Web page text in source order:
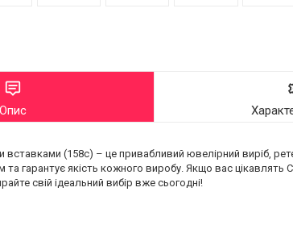
Опис
вставками (158с) – це привабливий ювелірний виріб,
та гарантує якість кожного виробу. Якщо вас
свій ідеальний вибір вже сьогодні!